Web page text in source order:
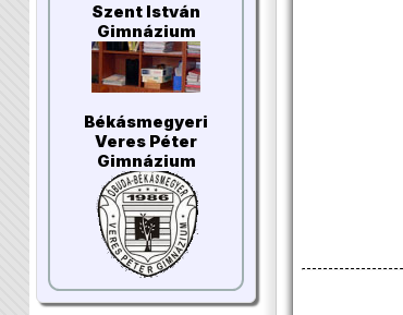
Szent István
Gimnázium
Békásmegyeri
Veres Péter
Gimnázium